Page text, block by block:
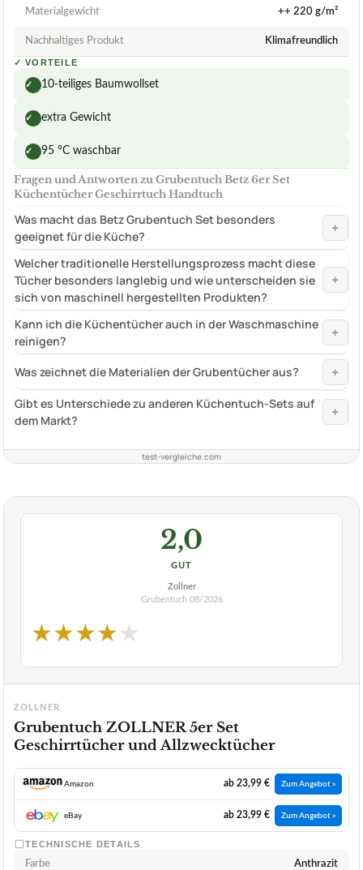
Materialgewicht ++ 220 g/m²
Nachhaltiges Produkt Klimafreundlich
✓ VORTEILE
✓ 10-teiliges Baumwollset
✓ extra Gewicht
✓ 95 °C waschbar
Fragen und Antworten zu Grubentuch Betz 6er Set
Küchentücher Geschirrtuch Handtuch
Was macht das Betz Grubentuch Set besonders
geeignet für die Küche?
+
Welcher traditionelle Herstellungsprozess macht diese
Tücher besonders langlebig und wie unterscheiden sie
sich von maschinell hergestellten Produkten?
+
Kann ich die Küchentücher auch in der Waschmaschine
reinigen?
+
Was zeichnet die Materialien der Grubentücher aus? +
Gibt es Unterschiede zu anderen Küchentuch-Sets auf
dem Markt?
+
test-vergleiche.com
2,0
GUT
Zollner
Grubentuch 08/2026
★★★★★
ZOLLNER
Grubentuch ZOLLNER 5er Set
Geschirrtücher und Allzwecktücher
Amazon ab 23,99 € Zum Angebot »
eBay ab 23,99 € Zum Angebot »
TECHNISCHE DETAILS
Farbe Anthrazit